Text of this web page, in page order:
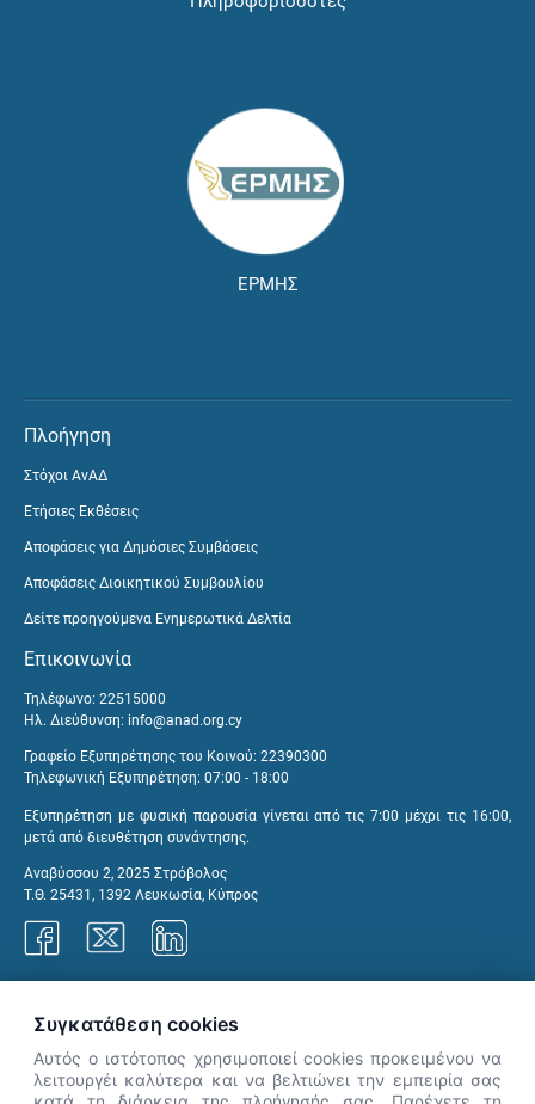
ΕΡΜΗΣ
Πλοήγηση
Στόχοι ΑνΑΔ
Ετήσιες Εκθέσεις
Αποφάσεις για Δημόσιες Συμβάσεις
Αποφάσεις Διοικητικού Συμβουλίου
Δείτε προηγούμενα Ενημερωτικά Δελτία
Επικοινωνία
Τηλέφωνο: 22515000
Ηλ. Διεύθυνση: info@anad.org.cy
Γραφείο Εξυπηρέτησης του Κοινού: 22390300
Τηλεφωνική Εξυπηρέτηση: 07:00 - 18:00
Εξυπηρέτηση με φυσική παρουσία γίνεται από τις 7:00 μέχρι τις 16:00,
μετά από διευθέτηση συνάντησης.
Αναβύσσου 2, 2025 Στρόβολος
Τ.Θ. 25431, 1392 Λευκωσία, Κύπρος
Συγκατάθεση cookies
Αυτός ο ιστότοπος χρησιμοποιεί cookies προκειμένου να
λειτουργέι καλύτερα και να βελτιώνει την εμπειρία σας